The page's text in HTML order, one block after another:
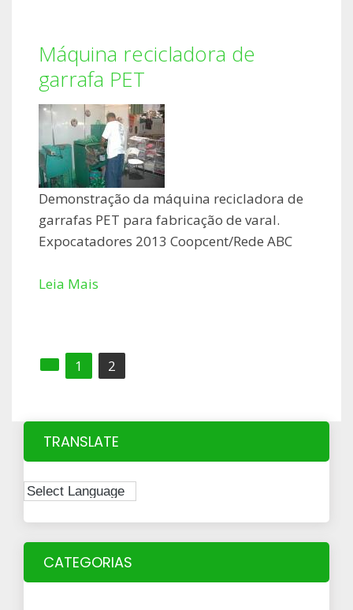
Máquina recicladora de
garrafa PET
Demonstração da máquina recicladora de
garrafas PET para fabricação de varal.
Expocatadores 2013 Coopcent/Rede ABC
Leia Mais
Paginação
1 2
TRANSLATE
CATEGORIAS